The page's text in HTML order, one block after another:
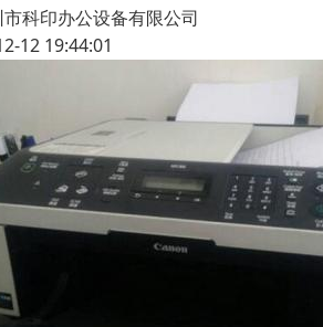
科印办公设备有限公司
12 19:44:01